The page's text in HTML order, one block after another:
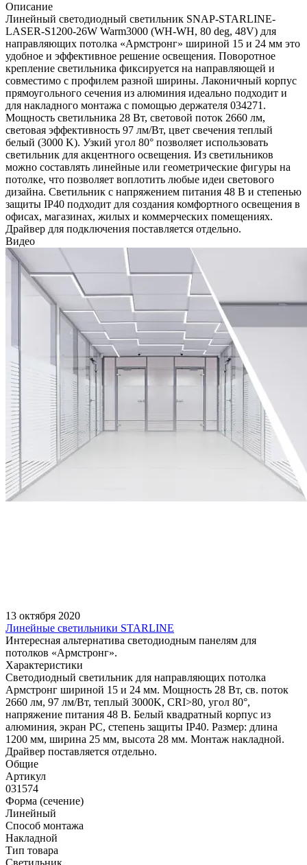
Описание
Линейный светодиодный светильник SNAP-STARLINE-
LASER-S1200-26W Warm3000 (WH-WH, 80 deg, 48V) для
направляющих потолка «Армстронг» шириной 15 и 24 мм это
удобное и эффективное решение освещения. Поворотное
крепление светильника фиксируется на направляющей и
совместимо с профилем разной ширины. Лаконичный корпус
прямоугольного сечения из алюминия идеально подходит и
для накладного монтажа с помощью держателя 034271.
Мощность светильника 28 Вт, световой поток 2660 лм,
световая эффективность 97 лм/Вт, цвет свечения теплый
белый (3000 K). Узкий угол 80° позволяет использовать
светильник для акцентного освещения. Из светильников
можно составлять линейные или геометрические фигуры на
потолке, что позволяет воплотить любые идеи светового
дизайна. Светильник с напряжением питания 48 В и степенью
защиты IP40 подходит для создания комфортного освещения в
офисах, магазинах, жилых и коммерческих помещениях.
Драйвер для подключения поставляется отдельно.
Видео
13 октября 2020
Линейные светильники STARLINE
Интересная альтернатива светодиодным панелям для
потолков «Армстронг».
Характеристики
Светодиодный светильник для направляющих потолка
Армстронг шириной 15 и 24 мм. Мощность 28 Вт, св. поток
2660 лм, 97 лм/Вт, теплый 3000K, CRI>80, угол 80°,
напряжение питания 48 В. Белый квадратный корпус из
алюминия, экран PC, степень защиты IP40. Размер: длина
1200 мм, ширина 25 мм, высота 28 мм. Монтаж накладной.
Драйвер поставляется отдельно.
Общие
Артикул
031574
Форма (сечение)
Линейный
Способ монтажа
Накладной
Тип товара